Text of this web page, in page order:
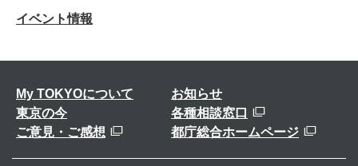
イベント情報
My TOKYOについて
お知らせ
東京の今
各種相談窓口
ご意見・ご感想
都庁総合ホームページ